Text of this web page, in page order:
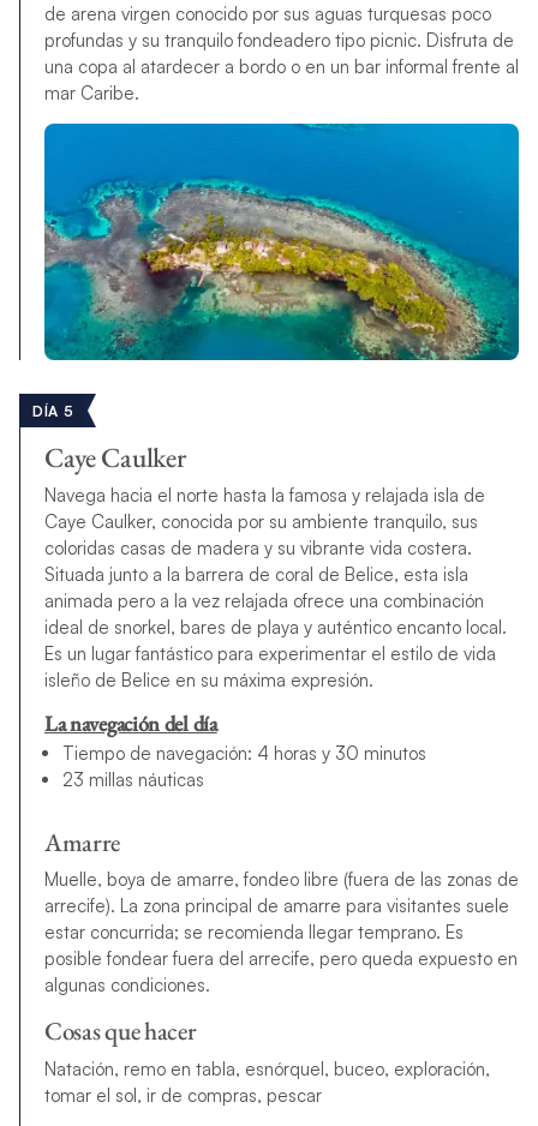
de arena virgen conocido por sus aguas turquesas poco
profundas y su tranquilo fondeadero tipo picnic. Disfruta de
una copa al atardecer a bordo o en un bar informal frente al
mar Caribe.
DÍA 5
Caye Caulker
Navega hacia el norte hasta la famosa y relajada isla de
Caye Caulker, conocida por su ambiente tranquilo, sus
coloridas casas de madera y su vibrante vida costera.
Situada junto a la barrera de coral de Belice, esta isla
animada pero a la vez relajada ofrece una combinación
ideal de snorkel, bares de playa y auténtico encanto local.
Es un lugar fantástico para experimentar el estilo de vida
isleño de Belice en su máxima expresión.
La navegación del día
Tiempo de navegación: 4 horas y 30 minutos
23 millas náuticas
Amarre
Muelle, boya de amarre, fondeo libre (fuera de las zonas de
arrecife). La zona principal de amarre para visitantes suele
estar concurrida; se recomienda llegar temprano. Es
posible fondear fuera del arrecife, pero queda expuesto en
algunas condiciones.
Cosas que hacer
Natación, remo en tabla, esnórquel, buceo, exploración,
tomar el sol, ir de compras, pescar